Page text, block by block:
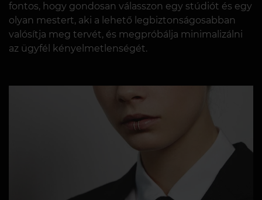
fontos, hogy gondosan válasszon egy stúdiót és egy
olyan mestert, aki a lehető legbiztonságosabban
valósítja meg tervét, és megpróbálja minimalizálni
az ügyfél kényelmetlenségét.